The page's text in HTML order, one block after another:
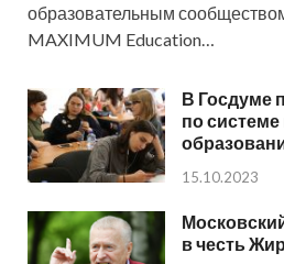
образовательным
MAXIMUM Education…
В Госдуме
по
15.10.2023
в честь